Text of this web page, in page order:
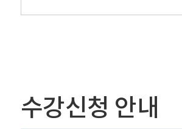
수강신청 안내